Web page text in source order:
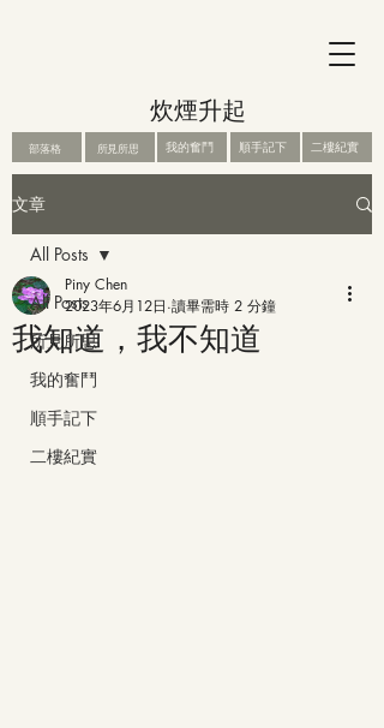
炊煙升起
所見所思 我的奮鬥 順手記下
部落格 二樓紀實
文章
All Posts
所見所思
我的奮鬥
順手記下
二樓紀實
All Posts
我知道，我不知道
Piny Chen
2023年6月12日 讀畢需時 2 分鐘